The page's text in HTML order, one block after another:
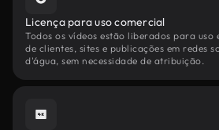
Licença para uso comercial
Todos os vídeos estão liberados para uso
de clientes, sites e publicações em redes
d'água, sem necessidade de atribuição.